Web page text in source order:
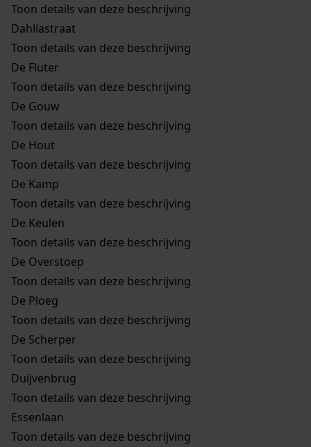
Toon details van deze beschrijving
Dahliastraat
Toon details van deze beschrijving
De Fluter
Toon details van deze beschrijving
De Gouw
Toon details van deze beschrijving
De Hout
Toon details van deze beschrijving
De Kamp
Toon details van deze beschrijving
De Keulen
Toon details van deze beschrijving
De Overstoep
Toon details van deze beschrijving
De Ploeg
Toon details van deze beschrijving
De Scherper
Toon details van deze beschrijving
Duijvenbrug
Toon details van deze beschrijving
Essenlaan
Toon details van deze beschrijving